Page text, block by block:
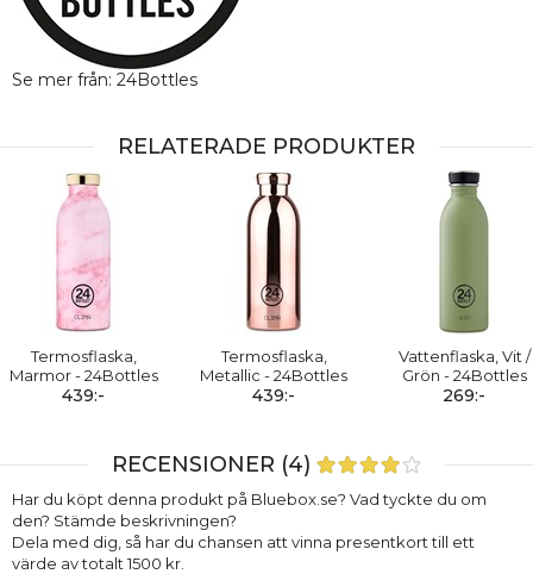
Se mer från: 24Bottles
RELATERADE PRODUKTER
Termosflaska,
Marmor - 24Bottles
439:-
Termosflaska,
Metallic - 24Bottles
439:-
Vattenflaska, Vit /
Grön - 24Bottles
269:-
RECENSIONER (4)
Har du köpt denna produkt på Bluebox.se? Vad tyckte du om
den? Stämde beskrivningen?
Dela med dig, så har du chansen att vinna presentkort till ett
värde av totalt 1500 kr.